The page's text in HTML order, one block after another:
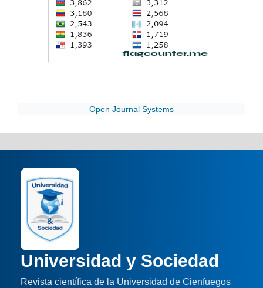
Open Journal Systems
Universidad y Sociedad
Revista científica de la Universidad de Cienfuegos